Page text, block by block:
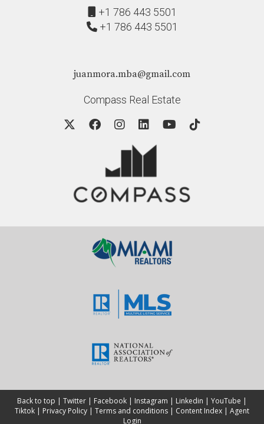
+1 786 443 5501
+1 786 443 5501
juanmora.mba@gmail.com
Compass Real Estate
Back to top | Twitter | Facebook | Instagram | Linkedin | YouTube |
Tiktok | Privacy Policy | Terms and conditions | Content Index | Agent
Login